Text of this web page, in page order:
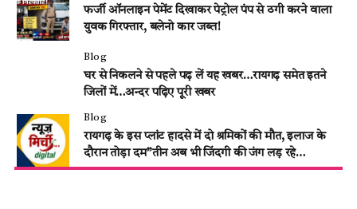
फर्जी ऑनलाइन पेमेंट दिखाकर पेट्रोल पंप से ठगी करने वाला
युवक गिरफ्तार, बलेनो कार जब्त!
Blog
घर से निकलने से पहले पढ़ लें यह खबर…रायगढ़ समेत इतने
जिलों में…अन्दर पढ़िए पूरी खबर
Blog
रायगढ़ के इस प्लांट हादसे में दो श्रमिकों की मौत, इलाज के
दौरान तोड़ा दम”तीन अब भी जिंदगी की जंग लड़ रहे…